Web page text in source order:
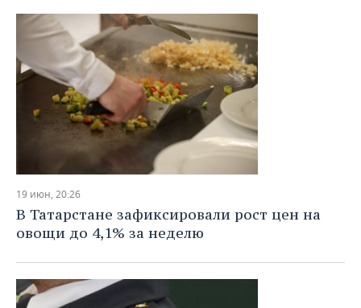
19 июн, 20:26
В Татарстане зафиксировали рост цен на
овощи до 4,1% за неделю